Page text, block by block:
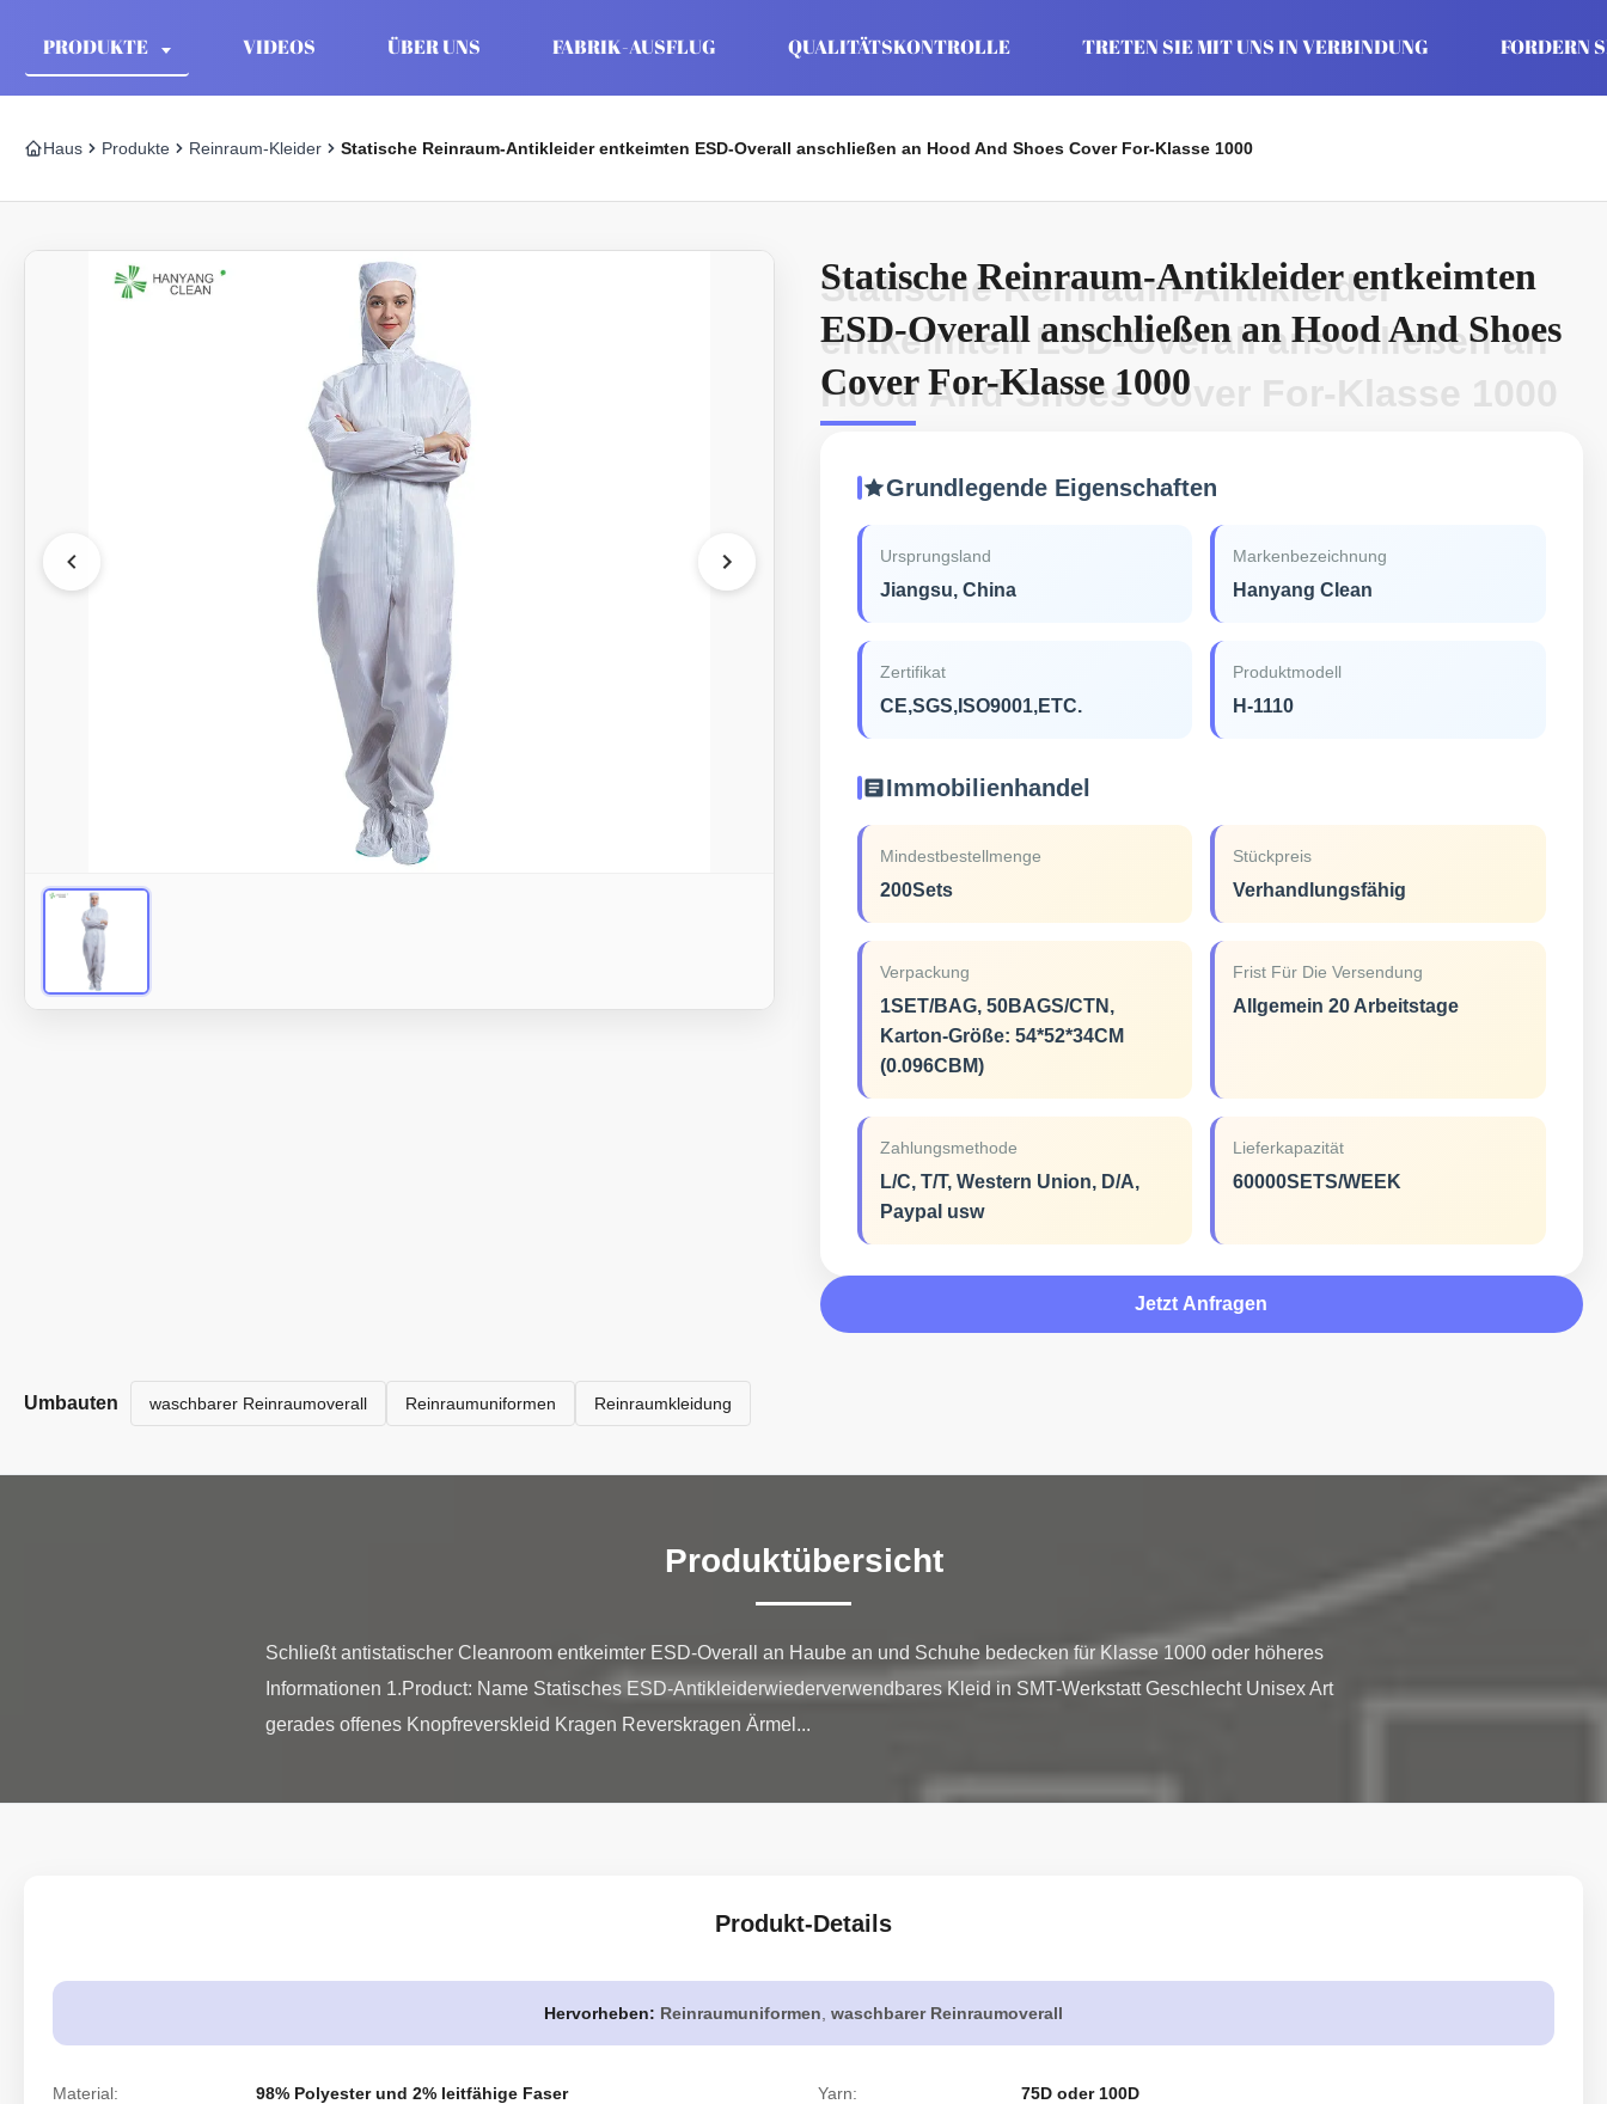
PRODUKTE VIDEOS ÜBER UNS FABRIK-AUSFLUG QUALITÄTSKONTROLLE TRETEN SIE MIT UNS IN VERBINDUNG FORDERN
Haus Produkte Reinraum-Kleider Statische Reinraum-Antikleider entkeimten ESD-Overall anschließen an Hood And Shoes Cover For-Klasse 1000
Statische Reinraum-Antikleider entkeimten
ESD-Overall anschließen an Hood And Shoes
Cover For-Klasse 1000
Statische Reinraum-Antikleider
entkeimten ESD-Overall anschließen an
Hood And Shoes Cover For-Klasse 1000
Grundlegende Eigenschaften
Ursprungsland
Jiangsu, China
Markenbezeichnung
Hanyang Clean
Zertifikat
CE,SGS,ISO9001,ETC.
Produktmodell
H-1110
Immobilienhandel
Mindestbestellmenge
200Sets
Stückpreis
Verhandlungsfähig
Verpackung
1SET/BAG, 50BAGS/CTN,
Karton-Größe: 54*52*34CM
(0.096CBM)
Frist Für Die Versendung
Allgemein 20 Arbeitstage
Zahlungsmethode
L/C, T/T, Western Union, D/A,
Paypal usw
Lieferkapazität
60000SETS/WEEK
Jetzt Anfragen
Umbauten waschbarer Reinraumoverall Reinraumuniformen Reinraumkleidung
Produktübersicht
Schließt antistatischer Cleanroom entkeimter ESD-Overall an Haube an und Schuhe bedecken für Klasse 1000 oder höheres
Informationen 1.Product: Name Statisches ESD-Antikleiderwiederverwendbares Kleid in SMT-Werkstatt Geschlecht Unisex Art
gerades offenes Knopfreverskleid Kragen Reverskragen Ärmel...
Produkt-Details
Hervorheben: Reinraumuniformen waschbarer Reinraumoverall
Material: 98% Polyester und 2% leitfähige Faser Yarn: 75D oder 100D